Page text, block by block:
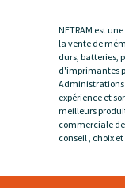
NETRAM est
la vente de
durs, batteries,
d'imprimantes
Administrations
expérience et
meilleurs
commerciale de
conseil , choix